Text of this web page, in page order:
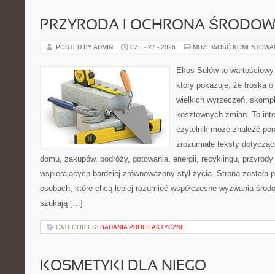
PRZYRODA I OCHRONA
POSTED BY ADMIN CZE - 27 - 2026 MOŻLIWOŚĆ
Ekos-Sułów to
który pokazuje, że troska
wielkich wyrzeczeń,
kosztownych zmian. To
czytelnik może znaleźć
zrozumiałe teksty
domu, zakupów, podróży, gotowania, energii, recyklingu,
wspierających bardziej zrównoważony styl życia. Strona została
osobach, które chcą lepiej rozumieć współczesne wyzwania
szukają […]
CATEGORIES: BADANIA PROFILAKTYCZNE
KOSMETYKI DLA NIEGO